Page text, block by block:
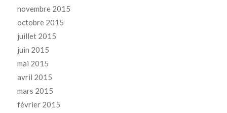
novembre 2015
octobre 2015
juillet 2015
juin 2015
mai 2015
avril 2015
mars 2015
février 2015